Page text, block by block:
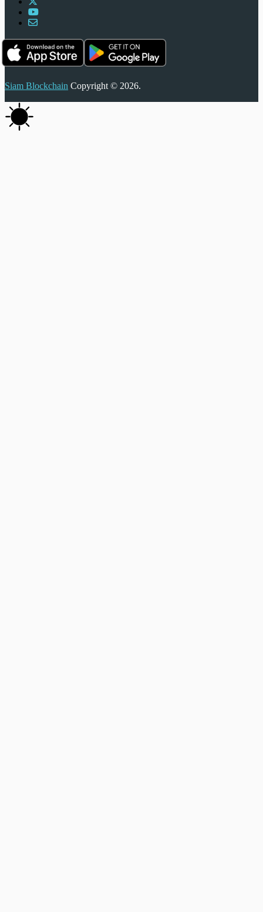
Siam Blockchain Copyright © 2026.